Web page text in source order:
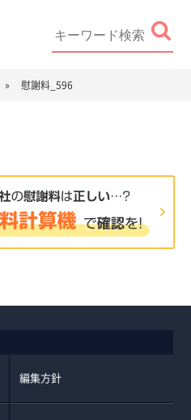
» 慰謝料_596
編集方針